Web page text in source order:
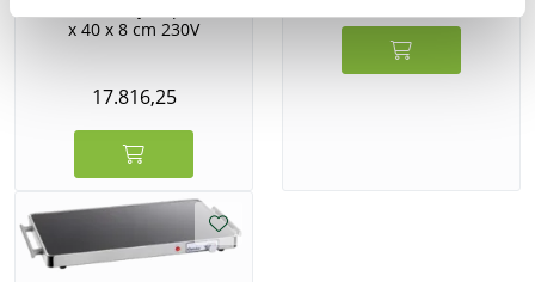
x 40 x 8 cm 230V
17.816,25